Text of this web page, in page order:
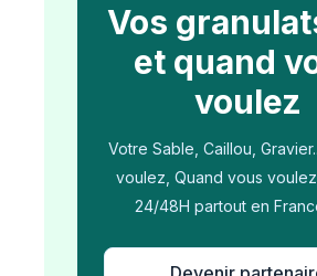
Vos
et quand
voulez
Votre Sable, Caillou,
voulez, Quand vous
24/48H partout en